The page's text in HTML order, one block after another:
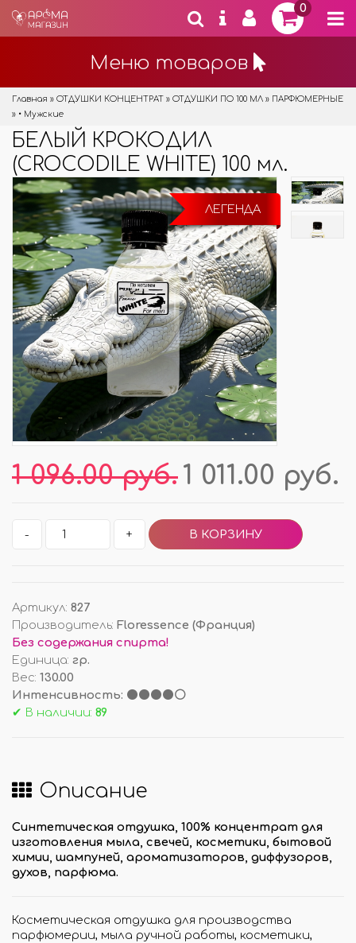
0
Меню товаров
Главная » ОТДУШКИ КОНЦЕНТРАТ » ОТДУШКИ ПО 100 МЛ » ПАРФЮМЕРНЫЕ
» • Мужские
БЕЛЫЙ КРОКОДИЛ
(CROCODILE WHITE) 100 мл.
ЛЕГЕНДА
1 096.00 руб.1 011.00 руб.
- +
Артикул: 827
Производитель: Floressence (Франция)
Без содержания спирта!
Единица: гр.
Вес: 130.00
Интенсивность: ⚫⚫⚫⚫⚪
✔ В наличии: 89
Описание
Синтетическая отдушка, 100% концентрат для
изготовления мыла, свечей, косметики, бытовой
химии, шампуней, ароматизаторов, диффузоров,
духов, парфюма.
Косметическая отдушка для производства
парфюмерии, мыла ручной работы, косметики,